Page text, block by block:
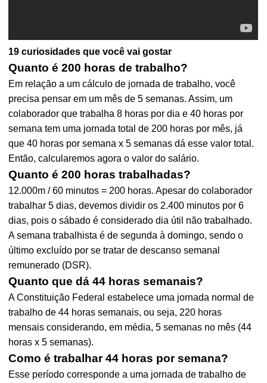
19 curiosidades que você vai gostar
Quanto é 200 horas de trabalho?
Em relação a um cálculo de jornada de trabalho, você
precisa pensar em um mês de 5 semanas. Assim, um
colaborador que trabalha 8 horas por dia e 40 horas por
semana tem uma jornada total de 200 horas por mês, já
que 40 horas por semana x 5 semanas dá esse valor total.
Então, calcularemos agora o valor do salário.
Quanto é 200 horas trabalhadas?
12.000m / 60 minutos = 200 horas. Apesar do colaborador
trabalhar 5 dias, devemos dividir os 2.400 minutos por 6
dias, pois o sábado é considerado dia útil não trabalhado.
A semana trabalhista é de segunda à domingo, sendo o
último excluído por se tratar de descanso semanal
remunerado (DSR).
Quanto que dá 44 horas semanais?
A Constituição Federal estabelece uma jornada normal de
trabalho de 44 horas semanais, ou seja, 220 horas
mensais considerando, em média, 5 semanas no mês (44
horas x 5 semanas).
Como é trabalhar 44 horas por semana?
Esse período corresponde a uma jornada de trabalho de